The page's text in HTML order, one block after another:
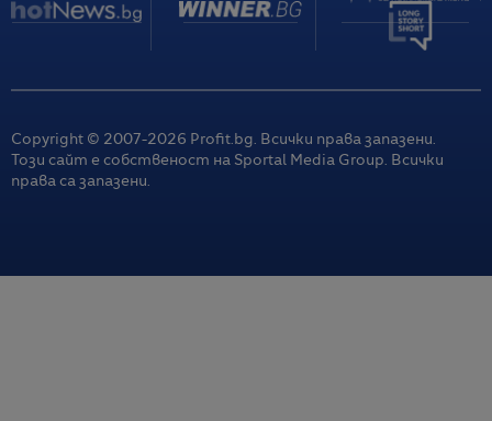
Copyright © 2007-2026 Profit.bg. Всички права запазени.
Този сайт е собственост на Sportal Media Group. Всички
права са запазени.